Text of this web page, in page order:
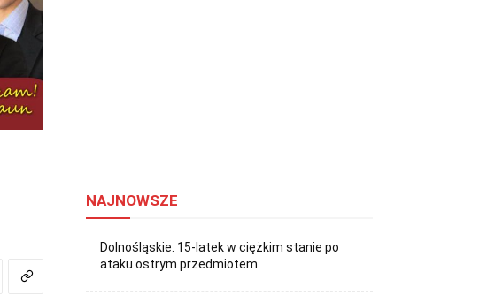
NAJNOWSZE
Dolnośląskie. 15-latek w ciężkim stanie po
ataku ostrym przedmiotem